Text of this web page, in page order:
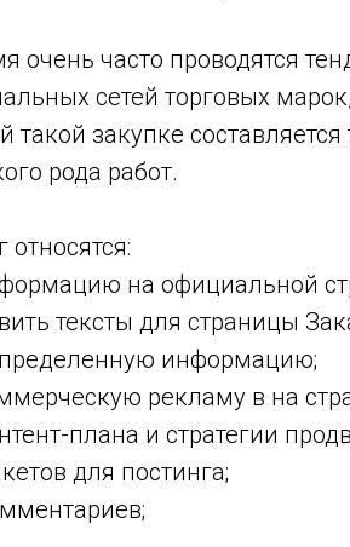
очень часто проводятся
сетей торговых
закупке составляется
рода работ.
на официальной
тексты для страницы
информацию;
рекламу в на
плана и стратегии
для постинга;